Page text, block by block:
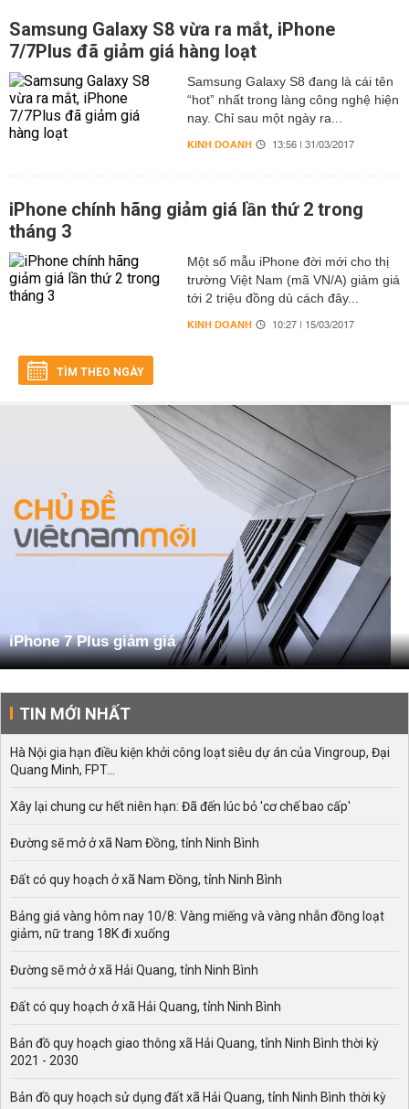
Samsung Galaxy S8 vừa ra mắt, iPhone
7/7Plus đã giảm giá hàng loạt
Samsung Galaxy S8 đang là cái tên
“hot” nhất trong làng công nghệ hiện
nay. Chỉ sau một ngày ra...
KINH DOANH 13:56 | 31/03/2017
iPhone chính hãng giảm giá lần thứ 2 trong
tháng 3
Một số mẫu iPhone đời mới cho thị
trường Việt Nam (mã VN/A) giảm giá
tới 2 triệu đồng dù cách đây...
KINH DOANH 10:27 | 15/03/2017
TÌM THEO NGÀY
iPhone 7 Plus giảm giá
TIN MỚI NHẤT
Hà Nội gia hạn điều kiện khởi công loạt siêu dự án của Vingroup, Đại
Quang Minh, FPT...
Xây lại chung cư hết niên hạn: Đã đến lúc bỏ 'cơ chế bao cấp'
Đường sẽ mở ở xã Nam Đồng, tỉnh Ninh Bình
Đất có quy hoạch ở xã Nam Đồng, tỉnh Ninh Bình
Bảng giá vàng hôm nay 10/8: Vàng miếng và vàng nhẫn đồng loạt
giảm, nữ trang 18K đi xuống
Đường sẽ mở ở xã Hải Quang, tỉnh Ninh Bình
Đất có quy hoạch ở xã Hải Quang, tỉnh Ninh Bình
Bản đồ quy hoạch giao thông xã Hải Quang, tỉnh Ninh Bình thời kỳ
2021 - 2030
Bản đồ quy hoạch sử dụng đất xã Hải Quang, tỉnh Ninh Bình thời kỳ